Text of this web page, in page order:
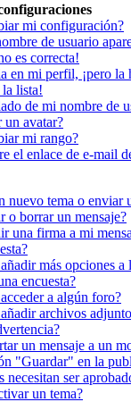
mi configuración?
de usuario
es correcta!
en mi perfil, ¡pero la
la lista!
de mi nombre de
un avatar?
mi rango?
el enlace de e-mail
nuevo tema o enviar
o borrar un mensaje?
una firma a mi
más opciones a
encuesta?
a algún foro?
archivos
un mensaje a un
"Guardar" en la
necesitan ser
un tema?